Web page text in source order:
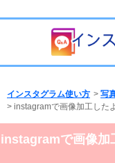
インスタグラム使い方 > 写
> instagramで画像加工した
instagramで画像加